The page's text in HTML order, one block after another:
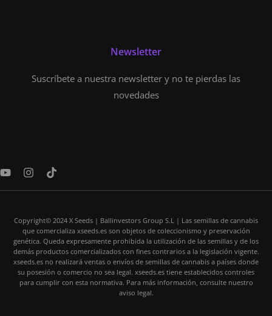
Newsletter
Suscríbete a nuestra newsletter y no te pierdas las
novedades
Y
u
I
s
g
r
a
m
T
k
o
k
Copyright© 2024 X Seeds | Ballinvestors Group S.L | Las semillas de cannabis
que comercializa xseeds.es son objetos de coleccionismo y preservación
genética. Queda expresamente prohibida la utilización de las semillas y de los
demás productos comercializados con fines contrarios a la legislación vigente.
xseeds.es no realizará ventas o envíos de semillas de cannabis a países donde
su posesión o comercio no sea legal. xseeds.es tiene establecidos controles
para cumplir con esta normativa. Para más información, consulte nuestro
aviso legal.